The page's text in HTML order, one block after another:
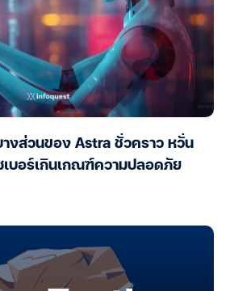
างส่วนของ Astra ชั่วคราว หวั่น
เบอร์เกินเกณฑ์ความปลอดภัย